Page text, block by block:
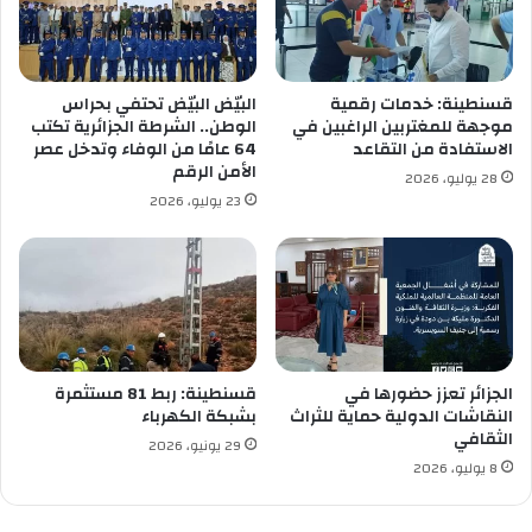
ج
ل
ة
ل
خ
ا
ص
ب
م
و
ي
ن
ب
ا
م
ج
ب
م
ط
ا
ر
ر
ا
ح
ط
ع
ن
ا
ب
قسنطينة: خدمات رقمية
موجهة للمغتربين الراغبين في
الاستفادة من التقاعد
28 يوليو، 2026
البيّض البيّض تحتفي بحراس
الوطن.. الشرطة الجزائرية تكتب
64 عامًا من الوفاء وتدخل عصر
الأمن الرقم
23 يوليو، 2026
الجزائر تعزز حضورها في
النقاشات الدولية حماية للثراث
الثقافي
8 يوليو، 2026
قسنطينة: ربط 81 مستثمرة
بشبكة الكهرباء
29 يونيو، 2026